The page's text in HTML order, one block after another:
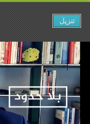
تنزيل